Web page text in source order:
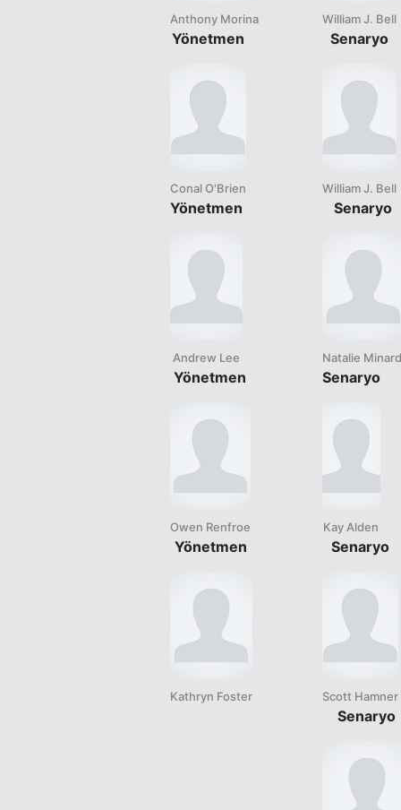
Anthony Morina
Yönetmen
Conal O'Brien
Yönetmen
Andrew Lee
Yönetmen
Owen Renfroe
Yönetmen
Kathryn Foster
William J. Bell
Senaryo
William J. Bell
Senaryo
Natalie
Senaryo
Kay Alden
Senaryo
Scott Hamner
Senaryo